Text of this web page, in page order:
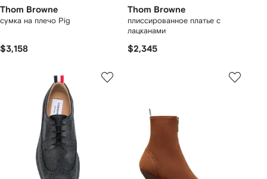
Thom Browne
сумка на плечо Pig
$3,158
Thom Browne
плиссированное платье с
лацканами
$2,345